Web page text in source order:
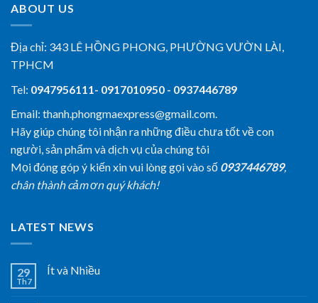
ABOUT US
Địa chỉ: 343 LÊ HỒNG PHONG, PHƯỜNG VƯỜN LÀI,
TPHCM
Tel: 0947956111- 0917010950 - 0937446789
Email: thanh.phongmaexpress@gmail.com.
Hãy giúp chúng tôi nhận ra những điều chưa tốt về con
người, sản phẩm và dịch vụ của chúng tôi
Mọi đóng góp ý kiến xin vui lòng gọi vào số 0937446789,
chân thành cảm ơn quý khách!
LATEST NEWS
29
Th7
Ít và Nhiều